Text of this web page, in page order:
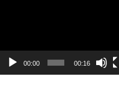
00:00 00:16